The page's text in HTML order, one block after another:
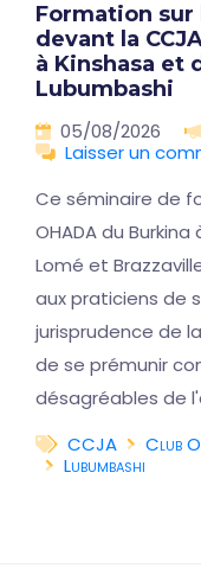
Formation
devant la
à Kinshasa et
Lubumbashi
05/08/2026
Laisser un
Ce séminaire de
OHADA du
Lomé et
aux praticiens de
jurisprudence de
de se prémunir
désagréables de
CCJA
Club
Lubumbashi